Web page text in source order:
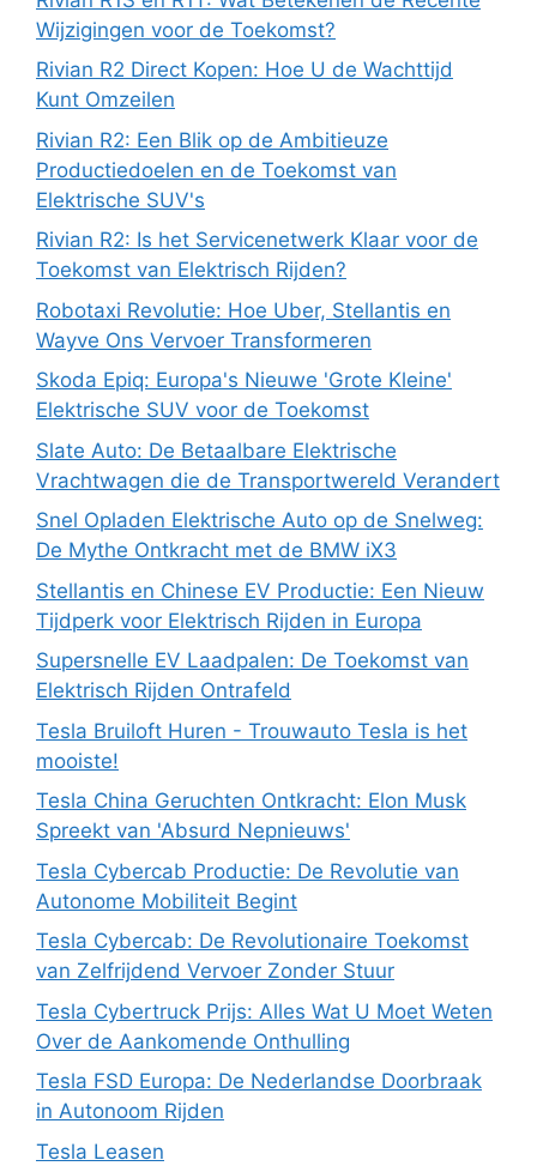
Wijzigingen voor de Toekomst?
Rivian R2 Direct Kopen: Hoe U de Wachttijd
Kunt Omzeilen
Rivian R2: Een Blik op de Ambitieuze
Productiedoelen en de Toekomst van
Elektrische SUV's
Rivian R2: Is het Servicenetwerk Klaar voor de
Toekomst van Elektrisch Rijden?
Robotaxi Revolutie: Hoe Uber, Stellantis en
Wayve Ons Vervoer Transformeren
Skoda Epiq: Europa's Nieuwe 'Grote Kleine'
Elektrische SUV voor de Toekomst
Slate Auto: De Betaalbare Elektrische
Vrachtwagen die de Transportwereld Verandert
Snel Opladen Elektrische Auto op de Snelweg:
De Mythe Ontkracht met de BMW iX3
Stellantis en Chinese EV Productie: Een Nieuw
Tijdperk voor Elektrisch Rijden in Europa
Supersnelle EV Laadpalen: De Toekomst van
Elektrisch Rijden Ontrafeld
Tesla Bruiloft Huren - Trouwauto Tesla is het
mooiste!
Tesla China Geruchten Ontkracht: Elon Musk
Spreekt van 'Absurd Nepnieuws'
Tesla Cybercab Productie: De Revolutie van
Autonome Mobiliteit Begint
Tesla Cybercab: De Revolutionaire Toekomst
van Zelfrijdend Vervoer Zonder Stuur
Tesla Cybertruck Prijs: Alles Wat U Moet Weten
Over de Aankomende Onthulling
Tesla FSD Europa: De Nederlandse Doorbraak
in Autonoom Rijden
Tesla Leasen